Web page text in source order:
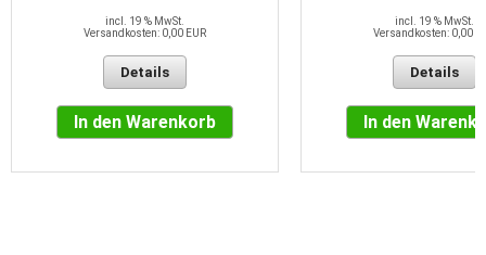
incl. 19 % MwSt.
Versandkosten: 0,00 EUR
Details
In den Warenkorb
incl. 19 % MwSt.
Versandkosten: 0,00
Details
In den